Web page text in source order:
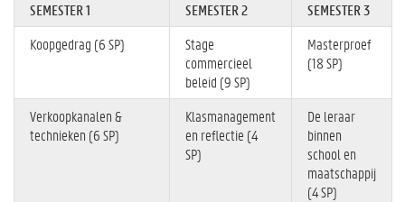
SEMESTER 1
SEMESTER 2
SEMESTER 3
Koopgedrag (6 SP)
Stage
commercieel
beleid (9 SP)
Masterproef
(18 SP)
Verkoopkanalen &
technieken (6 SP)
Klasmanagement
en reflectie (4
SP)
De leraar
binnen
school en
maatschappij
(4 SP)